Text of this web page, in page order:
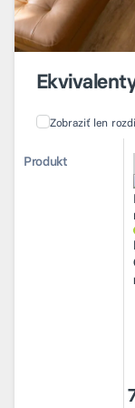
Zobraziť len
Porovnanie
Produkt
Porovnanie
Produkt